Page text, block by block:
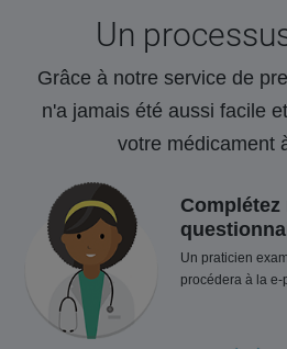
Un
Grâce à notre service de
n'a jamais été aussi facile
votre médicament
Complétez
Un praticien
procédera à la e-